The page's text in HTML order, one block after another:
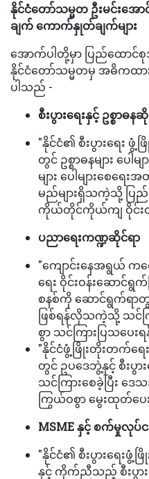
နိုင်ငံတော်သမ္မတ ဦးမင်းအေ
ချက် ကောက်နှုတ်ချက်များ
အောက်ပါတို့မှာ ပြည်ထော
နိုင်ငံတော်သမ္မတမှ အဓိကထား
ပါသည် -
စီးပွားရေးနှင့် ဥစ္စာဓန
"နိုင်ငံ၏ စီးပွားရေး
တွင် ဥစ္စာဓနများ ပေါမ
များ ပေါများစေရ
မည်များရှိသကဲ့သို့ ပ
ကိုယ်တိုင်ကိုယ်ကျ ဝိုင်း
ပညာရေးကဏ္ဍဆိုင်ရာ
"ကျောင်းနေအရွယ် ကလ
ရေး ဝိုင်းဝန်းဆောင်ရွ
စနစ်ကို ဆောင်ရွက်ရာတွ
ဖြစ်ရန်လိုသကဲ့သို့ သင်က
စွာ သင်ကြားပြသပေ
"နိုင်ငံဖွံ့ဖြိုးတိုးတက်ရ
တွင် ဥပဒေဘွဲ့နှင့် စီးပွ
သင်ကြားစေခဲ့ပြီး ဒ
ကြွယ်ဝစွာ မွေးထုတ်ပ
MSME နှင့် စက်မှုလုပ်
"နိုင်ငံ၏ စီးပွားရေး
နှင့် ကိုက်ညီသည့် စီးပွားရ